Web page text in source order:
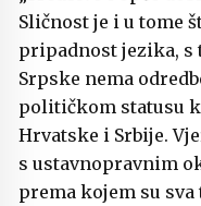
Sličnost je i u tome
pripadnost jezika, s
Srpske nema
političkom statusu
Hrvatske i Srbije.
s ustavnopravnim
prema kojem su